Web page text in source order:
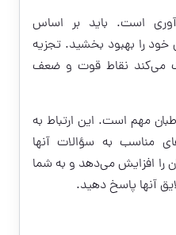
است. باید بر اساس
خود را بهبود بخشید. تجزیه
می‌کند نقاط قوت و ضعف
مهم است. این ارتباط به
مناسب به سؤالات آنها
را افزایش می‌دهد و به شما
آنها پاسخ دهید.